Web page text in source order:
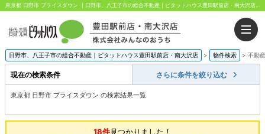
東京都 日野市 プライスダウン ｜日野市、八王子市の総合不動産｜ピタットハウス豊田駅前店・南大沢店｜株式会社みんなのおうち
日野市、八王子市の総合不動産｜ピタットハウス豊田駅前店・南大沢店 > 物件検索 > 不動
現在の検索条件 さらに条件を絞り込む
東京都 日野市 プライスダウン の検索結果一覧
18件見つかりました！